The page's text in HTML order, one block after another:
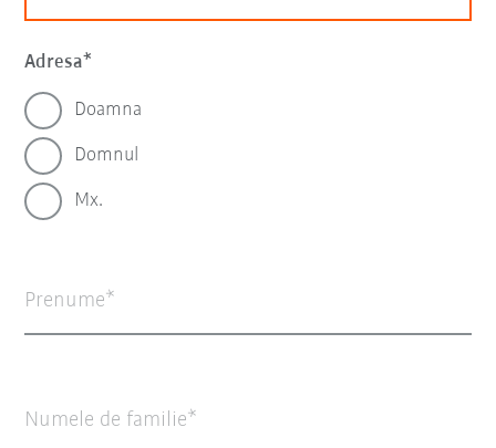
Adresa
Doamna
Domnul
Mx.
Prenume
Numele de familie